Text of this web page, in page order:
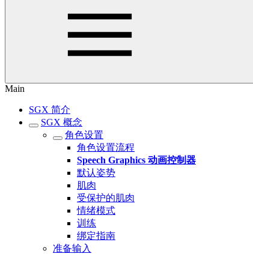
Main
SGX 简介
SGX 概念
角色设置
角色设置流程
Speech Graphics 动画控制器
默认姿势
肌肉
受保护的肌肉
情绪模式
训练
绑定指南
准备输入